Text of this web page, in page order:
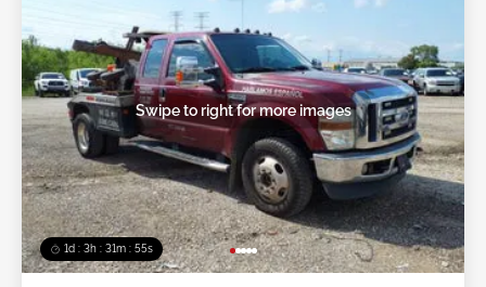
1d : 3h : 31m : 52s
Swipe to right for more images